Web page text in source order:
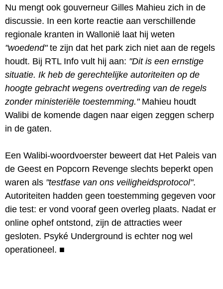
Nu mengt ook gouverneur Gilles Mahieu zich in de
discussie. In een korte reactie aan verschillende
regionale kranten in Wallonië laat hij weten
"woedend"te zijn dat het park zich niet aan de regels
houdt. Bij RTL Info vult hij aan: "Dit is een ernstige
situatie. Ik heb de gerechtelijke autoriteiten op de
hoogte gebracht wegens overtreding van de regels
zonder ministeriële toestemming."Mahieu houdt
Walibi de komende dagen naar eigen zeggen scherp
in de gaten.
Een Walibi-woordvoerster beweert dat Het Paleis van
de Geest en Popcorn Revenge slechts beperkt open
waren als "testfase van ons veiligheidsprotocol".
Autoriteiten hadden geen toestemming gegeven voor
die test: er vond vooraf geen overleg plaats. Nadat er
online ophef ontstond, zijn de attracties weer
gesloten. Psyké Underground is echter nog wel
operationeel. ■